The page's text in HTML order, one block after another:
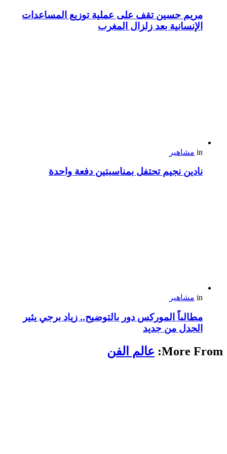
مريم حسين تقف على عملية توزيع المساعدات
الإنسانية بعد زلزال المغرب
in مشاهير
نادين نجيم تحتفل بمناسبتين دفعة واحدة
in مشاهير
مطالباً الموركس دور بالتوضيح.. زياد برجي يثير
الجدل من جديد
More From: عالم الفن